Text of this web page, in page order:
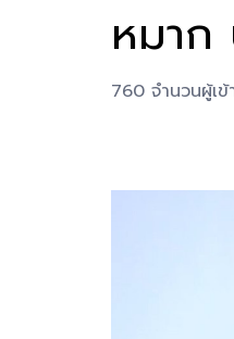
หมา
760 จำนวนผู้เข้